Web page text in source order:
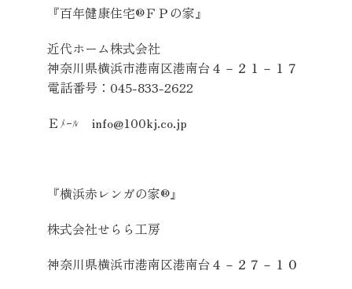
『百年健康住宅®ＦＰの家』
近代ホーム株式会社
神奈川県横浜市港南区港南台４－２１－１７
電話番号： 045-833-2622
Ｅﾒｰﾙ info@100kj.co.jp
『横浜赤レンガの家®』
株式会社せらら工房
神奈川県横浜市港南区港南台４－２７－１０